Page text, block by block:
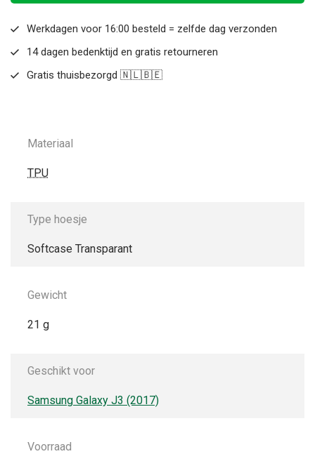
Werkdagen voor 16:00 besteld = zelfde dag verzonden
14 dagen bedenktijd en gratis retourneren
Gratis thuisbezorgd 🇳🇱🇧🇪
Materiaal
TPU
Type hoesje
Softcase Transparant
Gewicht
21 g
Geschikt voor
Samsung Galaxy J3 (2017)
Voorraad